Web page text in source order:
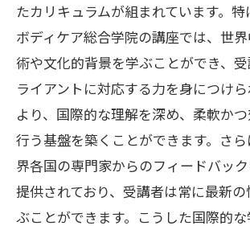
たカリキュラムが組まれています。
ボディケア総合学院の講座では、世
術や文化的背景を学ぶことができ、
ライアントに対応する力を身につけ
より、国際的な理解を深め、柔軟か
行う基盤を築くことができます。さ
界各国の専門家からのフィードバッ
提供されており、受講者は常に最新
ぶことができます。こうした国際的な